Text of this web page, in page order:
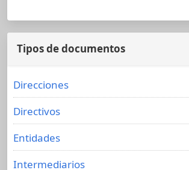
Tipos de documentos
Direcciones
Directivos
Entidades
Intermediarios